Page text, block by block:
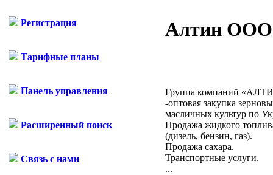
Регистрация
Тарифные планы
Панель управления
Расширенный поиск
Связь с нами
Алтин ООО
Группа компаний
-оптовая закупка
масличных культур по
Продажа жидкого
(дизель, бензин, газ).
Продажа сахара.
Транспортные услуги.
...